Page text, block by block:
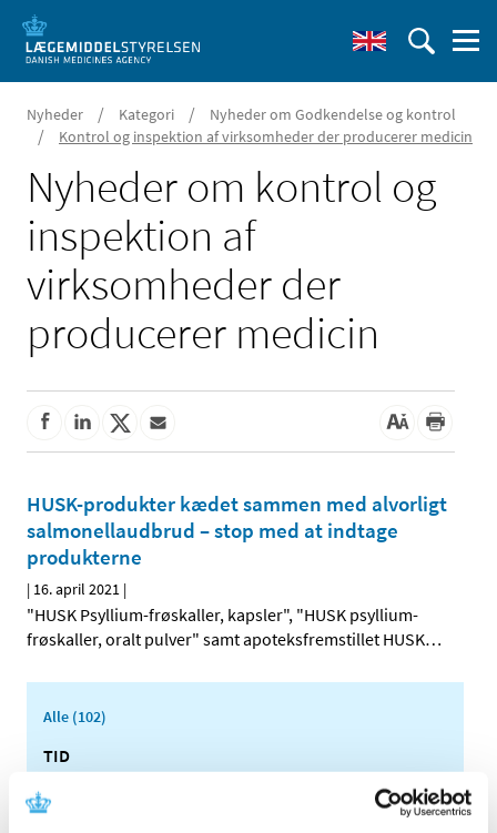
Nyheder / Kategori / Nyheder om Godkendelse og kontrol
/ Kontrol og inspektion af virksomheder der producerer medicin
Nyheder om kontrol og
inspektion af
virksomheder der
producerer medicin
HUSK-produkter kædet sammen med alvorligt
salmonellaudbrud – stop med at indtage
produkterne
| 16. april 2021 |
"HUSK Psyllium-frøskaller, kapsler", "HUSK psyllium-
frøskaller, oralt pulver" samt apoteksfremstillet HUSK…
Alle (102)
TID
2024 (5)